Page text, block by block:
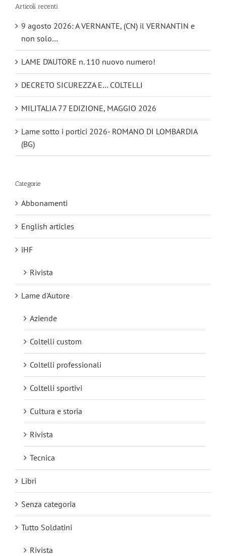
Articoli recenti
9 agosto 2026: A VERNANTE, (CN) il VERNANTIN e
non solo…
LAME D’AUTORE n. 110 nuovo numero!
DECRETO SICUREZZA E… COLTELLI
MILITALIA 77 EDIZIONE, MAGGIO 2026
Lame sotto i portici 2026- ROMANO DI LOMBARDIA
(BG)
Categorie
Abbonamenti
English articles
iHF
Rivista
Lame d'Autore
Aziende
Coltelli custom
Coltelli professionali
Coltelli sportivi
Cultura e storia
Rivista
Tecnica
Libri
Senza categoria
Tutto Soldatini
Rivista